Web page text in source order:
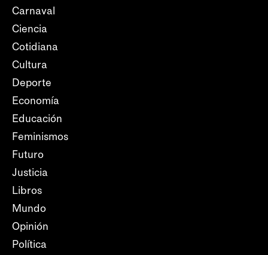
Carnaval
Ciencia
Cotidiana
Cultura
Deporte
Economía
Educación
Feminismos
Futuro
Justicia
Libros
Mundo
Opinión
Política